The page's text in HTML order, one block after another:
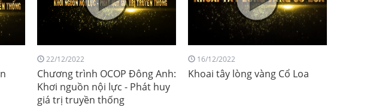
22/12/2022
Chương trình OCOP Đông Anh:
Khơi nguồn nội lực - Phát huy
giá trị truyền thống
16/12/2022
Khoai tây lòng vàng Cổ Loa